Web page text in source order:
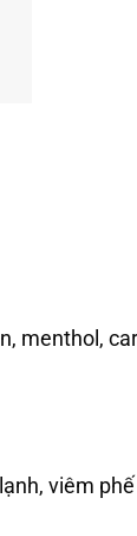
menthol,
viêm